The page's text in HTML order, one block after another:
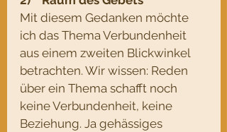
Mit diesem Gedanken möchte
ich das Thema Verbundenheit
aus einem zweiten Blickwinkel
betrachten. Wir wissen: Reden
über ein Thema schafft noch
keine Verbundenheit, keine
Beziehung. Ja gehässiges